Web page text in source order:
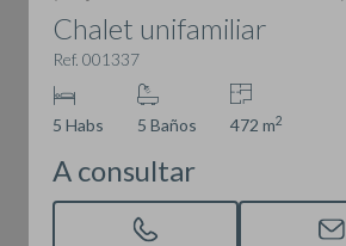
Chalet unifamiliar
Ref. 001337
5 Habs 5 Baños 472 m2
A consultar